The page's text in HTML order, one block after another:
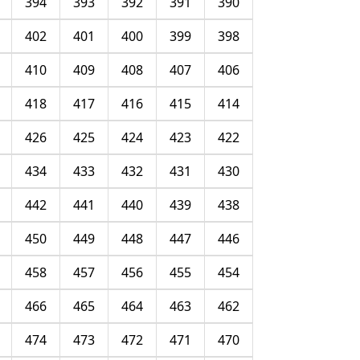
398
399
400
401
402
406
407
408
409
410
414
415
416
417
418
422
423
424
425
426
430
431
432
433
434
438
439
440
441
442
446
447
448
449
450
454
455
456
457
458
462
463
464
465
466
470
471
472
473
474